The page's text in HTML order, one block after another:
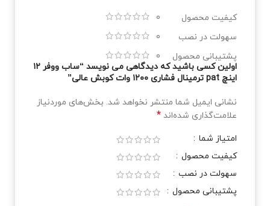
کیفیت محصول
0
سهولت در نصب
0
پشتیبانی محصول
0
اولین کسی باشید که دیدگاهی می نویسد “ساب ووفر ۱۲
اینچ pat ترمینال فشاری ۱۲۰۰ وات کوبش عالی”
نشانی ایمیل شما منتشر نخواهد شد. بخش‌های موردنیاز
علامت‌گذاری شده‌اند *
امتیاز شما
کیفیت محصول
سهولت در نصب
پشتیبانی محصول